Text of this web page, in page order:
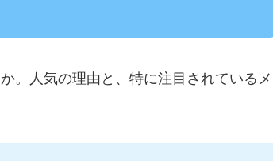
。人気の理由と、特に注目されているメ